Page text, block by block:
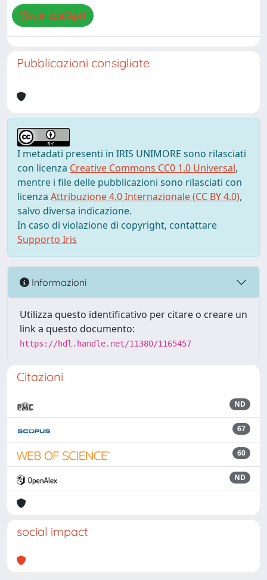
Visualizza/Apri
Pubblicazioni consigliate
I metadati presenti in IRIS UNIMORE sono rilasciati
con licenza Creative Commons CC0 1.0 Universal,
mentre i file delle pubblicazioni sono rilasciati con
licenza Attribuzione 4.0 Internazionale (CC BY 4.0),
salvo diversa indicazione.
In caso di violazione di copyright, contattare
Supporto Iris
Informazioni
Utilizza questo identificativo per citare o creare un
link a questo documento:
https://hdl.handle.net/11380/1165457
Citazioni
ND
67
60
ND
social impact